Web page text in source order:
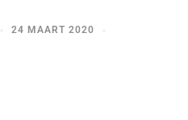
24 MAART 2020